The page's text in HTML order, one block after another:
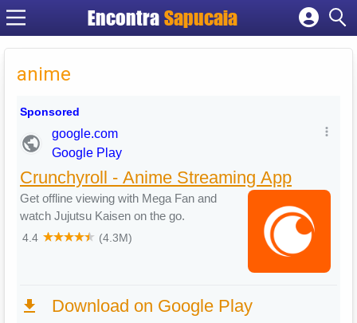
Encontra
Cadastrar empresa
anime